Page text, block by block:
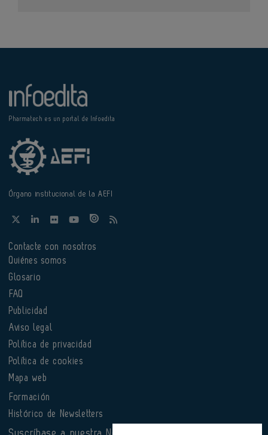
Pharmatech es un portal de Infoedita
Órgano institucional de la AEFI
Contacte con nosotros
Quiénes somos
Glosario
FAQ
Publicidad
Aviso legal
Política de privacidad
Política de cookies
Mapa web
Formación
Histórico de Newsletters